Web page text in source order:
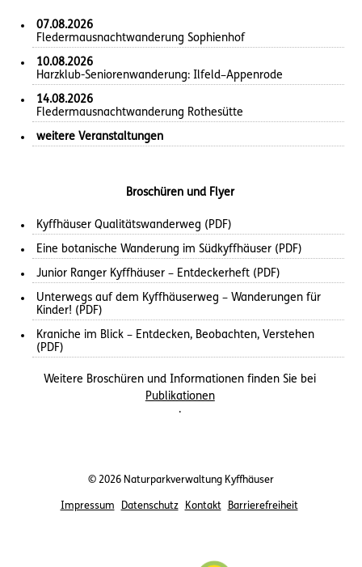
07.08.2026
Fledermausnachtwanderung Sophienhof
10.08.2026
Harzklub-Seniorenwanderung: Ilfeld–Appenrode
14.08.2026
Fledermausnachtwanderung Rothesütte
weitere Veranstaltungen
Broschüren und Flyer
Kyffhäuser Qualitätswanderweg (PDF)
Eine botanische Wanderung im Südkyffhäuser (PDF)
Junior Ranger Kyffhäuser – Entdeckerheft (PDF)
Unterwegs auf dem Kyffhäuserweg – Wanderungen für
Kinder! (PDF)
Kraniche im Blick – Entdecken, Beobachten, Verstehen
(PDF)
Weitere Broschüren und Informationen finden Sie bei
Publikationen
.
© 2026 Naturparkverwaltung Kyffhäuser
Impressum Datenschutz Kontakt Barrierefreiheit